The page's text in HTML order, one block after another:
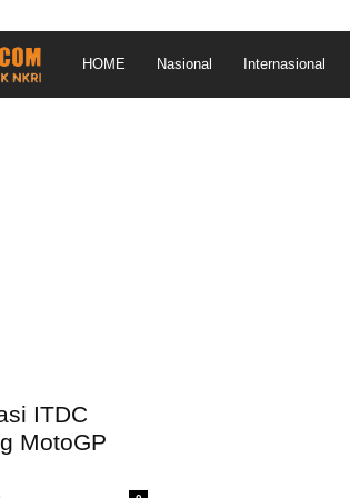
Merajut
HOME Nasional Internasional
ITDC
MotoGP